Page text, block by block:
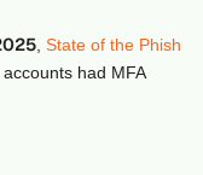
,State of the Phish
had MFA